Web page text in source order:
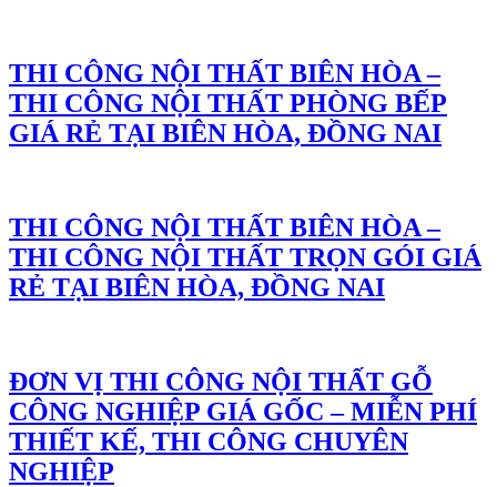
THI CÔNG NỘI THẤT BIÊN HÒA –
THI CÔNG NỘI THẤT PHÒNG BẾP
GIÁ RẺ TẠI BIÊN HÒA, ĐỒNG NAI
THI CÔNG NỘI THẤT BIÊN HÒA –
THI CÔNG NỘI THẤT TRỌN GÓI GIÁ
RẺ TẠI BIÊN HÒA, ĐỒNG NAI
ĐƠN VỊ THI CÔNG NỘI THẤT GỖ
CÔNG NGHIỆP GIÁ GỐC – MIỄN PHÍ
THIẾT KẾ, THI CÔNG CHUYÊN
NGHIỆP